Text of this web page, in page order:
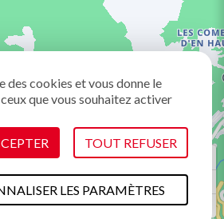
des cookies et vous donne le
que vous souhaitez activer
TOUT REFUSER
LES PARAMÈTRES